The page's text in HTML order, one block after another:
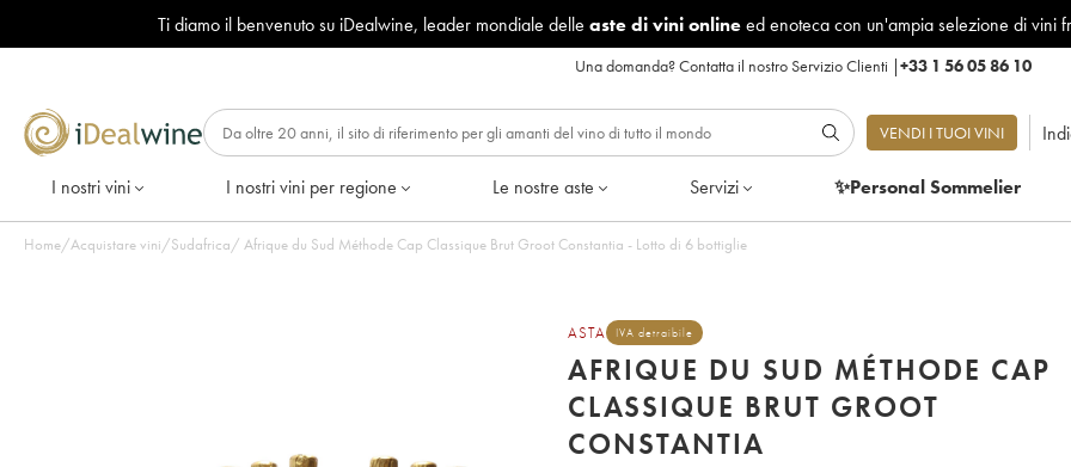
Ti diamo il benvenuto su iDealwine, leader mondiale delle aste di vini onlineed enoteca con un'ampia selezione di vini
Una domanda?Contatta il nostro Servizio Clienti |+33 1 56 05 86 10
VENDI I TUOI VINI
I nostri vini I nostri vini per regione Le nostre aste Servizi ✨Personal Sommelier
Home/Acquistare vini/Sudafrica/ Afrique du Sud Méthode Cap Classique Brut Groot Constantia - Lotto di 6 bottiglie
ASTA IVA detraibile
AFRIQUE DU SUD MÉTHODE CAP
CLASSIQUE BRUT GROOT
CONSTANTIA